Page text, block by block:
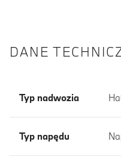
DANE
Typ nadwozia
Typ napędu